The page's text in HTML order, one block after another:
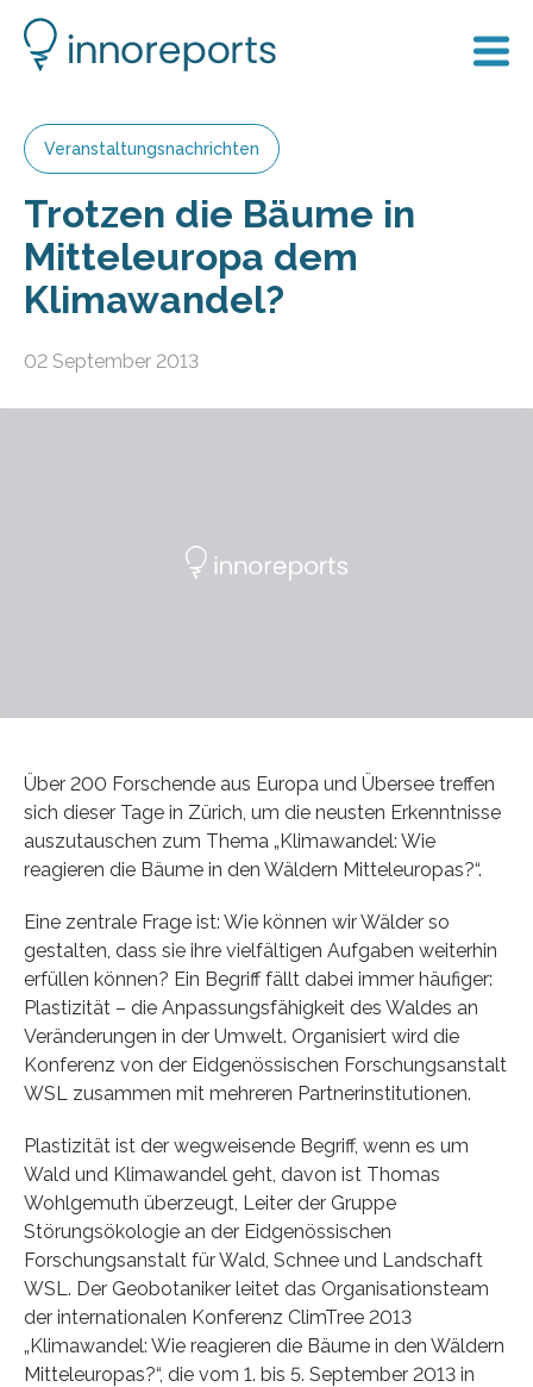
Veranstaltungsnachrichten
Trotzen die Bäume in
Mitteleuropa dem
Klimawandel?
02 September 2013
Über 200 Forschende aus Europa und Übersee treffen
sich dieser Tage in Zürich, um die neusten Erkenntnisse
auszutauschen zum Thema „Klimawandel: Wie
reagieren die Bäume in den Wäldern Mitteleuropas?“.
Eine zentrale Frage ist: Wie können wir Wälder so
gestalten, dass sie ihre vielfältigen Aufgaben weiterhin
erfüllen können? Ein Begriff fällt dabei immer häufiger:
Plastizität – die Anpassungsfähigkeit des Waldes an
Veränderungen in der Umwelt. Organisiert wird die
Konferenz von der Eidgenössischen Forschungsanstalt
WSL zusammen mit mehreren Partnerinstitutionen.
Plastizität ist der wegweisende Begriff, wenn es um
Wald und Klimawandel geht, davon ist Thomas
Wohlgemuth überzeugt, Leiter der Gruppe
Störungsökologie an der Eidgenössischen
Forschungsanstalt für Wald, Schnee und Landschaft
WSL. Der Geobotaniker leitet das Organisationsteam
der internationalen Konferenz ClimTree 2013
„Klimawandel: Wie reagieren die Bäume in den Wäldern
Mitteleuropas?“, die vom 1. bis 5. September 2013 in